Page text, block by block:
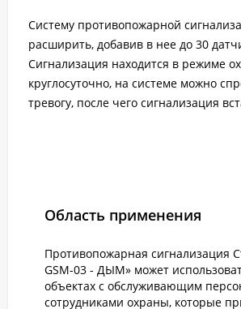
Систему противопожарной
расширить, добавив в нее до 30
Сигнализация находится в режиме
круглосуточно, на системе можно
тревогу, после чего сигнализация
Область применения
Противопожарная сигнализация
GSM-03 - ДЫМ» может
объектах с обслуживающим
сотрудниками охраны, которые